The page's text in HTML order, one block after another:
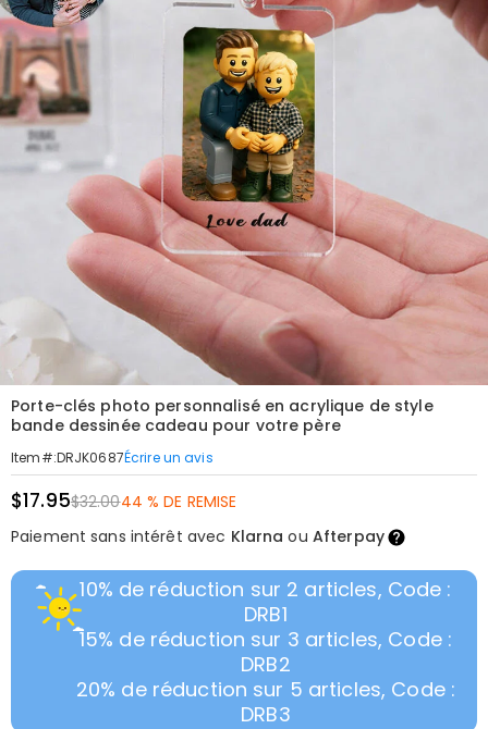
Porte-clés photo personnalisé en acrylique de style
bande dessinée cadeau pour votre père
Item#:DRJK0687Écrire un avis
$17.95$32.0044 % DE REMISE
Paiement sans intérêt avec Klarna ou Afterpay
10% de réduction sur 2 articles, Code :
DRB1
15% de réduction sur 3 articles, Code :
DRB2
20% de réduction sur 5 articles, Code :
DRB3